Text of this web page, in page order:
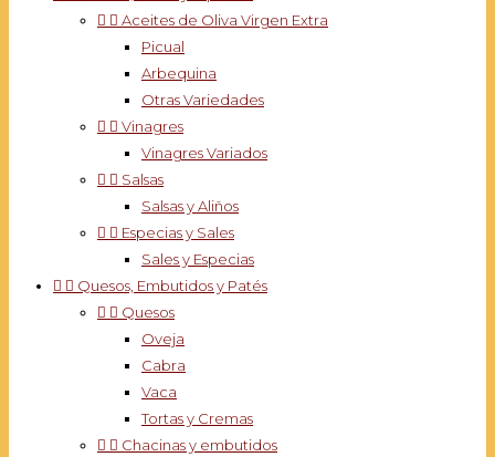
  Aceites de Oliva Virgen Extra
Picual
Arbequina
Otras Variedades
  Vinagres
Vinagres Variados
  Salsas
Salsas y Aliños
  Especias y Sales
Sales y Especias
  Quesos, Embutidos y Patés
  Quesos
Oveja
Cabra
Vaca
Tortas y Cremas
  Chacinas y embutidos